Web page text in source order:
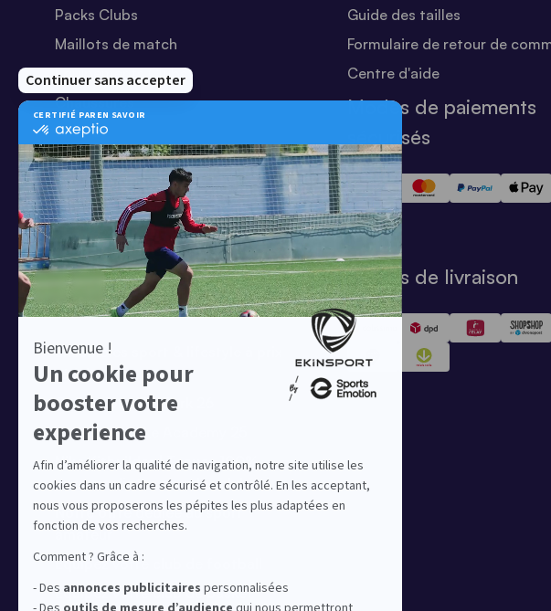
Packs Clubs
Maillots de match
Equipements Clubs
Chaussures
Shorts
Football
Chaussettes
T-shirts
Tenues de match
Offres clubs
Ensembles sport & lifestyle à prix
réduit
Collection Nike Park 26
Collection Nike Academy 25
Nike Kitbuilder | Tenues 100%
personnalisées pour les clubs
Notre offre dédiée au sport
amateur
Equipez votre club de football
Equipez votre club de basket
Guide des tailles
Formulaire de retour de
Centre d'aide
Modes de paiements
sécurisés
Modes de livraison